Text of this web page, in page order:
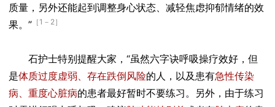
质量，另外还能起到调整身心状态、减轻焦虑抑郁情绪的效
果。” ［1－2］
石护士特别提醒大家，“虽然六字诀呼吸操疗效好，但
是体质过度虚弱、存在跌倒风险的人，以及患有急性传染
病、重度心脏病的患者最好暂时不要练习。另外，由于练习